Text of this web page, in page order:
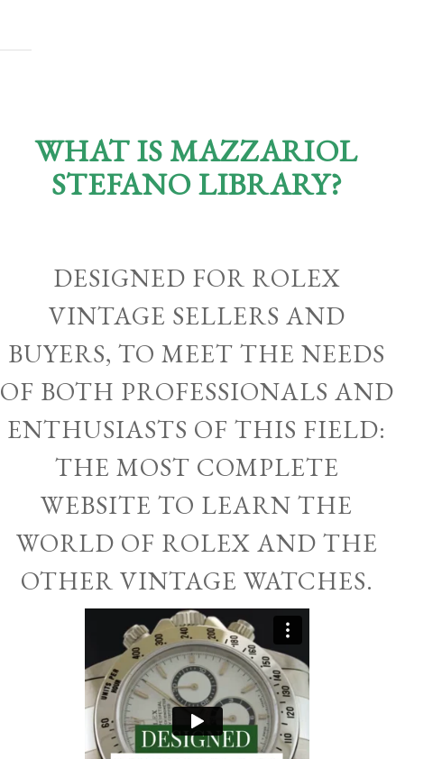
WHAT IS MAZZARIOL
STEFANO LIBRARY?
DESIGNED FOR ROLEX
VINTAGE SELLERS AND
BUYERS, TO MEET THE NEEDS
OF BOTH PROFESSIONALS AND
ENTHUSIASTS OF THIS FIELD:
THE MOST COMPLETE
WEBSITE TO LEARN THE
WORLD OF ROLEX AND THE
OTHER VINTAGE WATCHES.